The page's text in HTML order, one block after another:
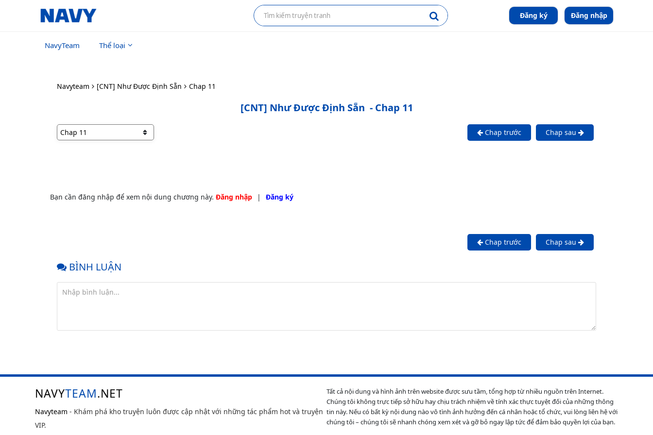
Đăng ký Đăng nhập
NavyTeam Thể loại
Navyteam [CNT] Như Được Định Sẵn Chap 11
[CNT] Như Được Định Sẵn - Chap 11
Chap trước Chap sau
Bạn cần đăng nhập để xem nội dung chương này. Đăng nhập | Đăng ký
Chap trước Chap sau
BÌNH LUẬN
NAVYTEAM.NET
Navyteam - Khám phá kho truyện luôn được cập nhật với những tác phẩm hot và truyện
VIP.
Tất cả nội dung và hình ảnh trên website được sưu tầm, tổng hợp từ nhiều nguồn trên Internet.
Chúng tôi không trực tiếp sở hữu hay chịu trách nhiệm về tính xác thực tuyệt đối của những thông
tin này. Nếu có bất kỳ nội dung nào vô tình ảnh hưởng đến cá nhân hoặc tổ chức, vui lòng liên hệ với
chúng tôi – chúng tôi sẽ nhanh chóng xem xét và gỡ bỏ ngay lập tức để đảm bảo quyền lợi của bạn.